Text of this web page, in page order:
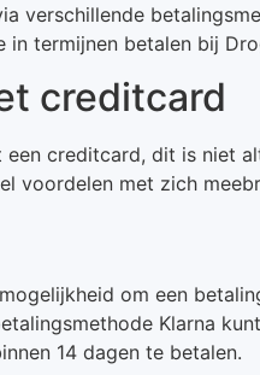
verschillende
termijnen betalen bij
creditcard
creditcard, dit is niet
voordelen met zich
om een
Klarna
14 dagen te betalen.